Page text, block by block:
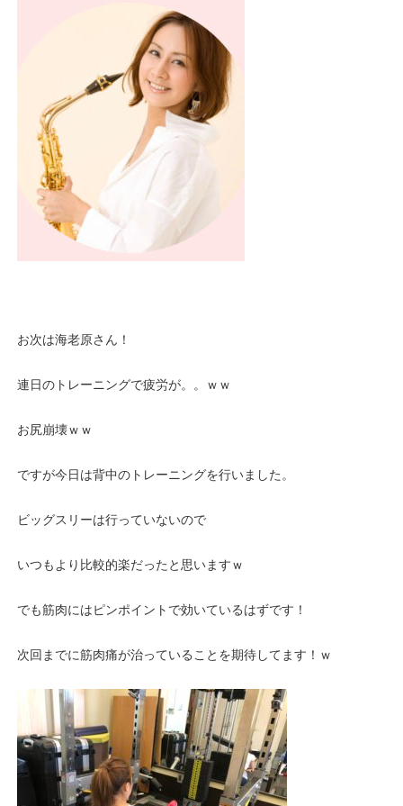
お次は海老原さん！
連日のトレーニングで疲労が。。ｗｗ
お尻崩壊ｗｗ
ですが今日は背中のトレーニングを行いました。
ビッグスリーは行っていないので
いつもより比較的楽だったと思いますｗ
でも筋肉にはピンポイントで効いているはずです！
次回までに筋肉痛が治っていることを期待してます！ｗ